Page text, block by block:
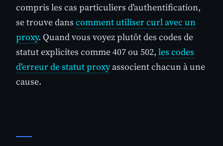
compris les cas particuliers d'authentification,
se trouve dans comment utiliser curl avec un
proxy. Quand vous voyez plutôt des codes de
statut explicites comme 407 ou 502, les codes
d'erreur de statut proxyassocient chacun à une
cause.